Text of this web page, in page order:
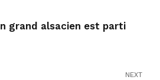
grand alsacien est parti
NEXT